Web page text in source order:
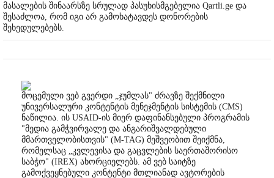
მასალების შინაარსზე სრულად პასუხისმგებელია Qartli.ge და
შესაძლოა, რომ იგი არ გამოხატავდეს დონორების
შეხედულებებს.
მოცემული ვებ გვერდი „ჯუმლას" ძრავზე შექმნილი
უნივერსალური კონტენტის მენეჯმენტის სისტემის (CMS)
ნაწილია. ის USAID-ის მიერ დაფინანსებული პროგრამის
"მედია გამჭვირვალე და ანგარიშვალდებული
მმართველობისთვის" (M-TAG) მეშვეობით შეიქმნა,
რომელსაც „კვლევისა და გაცვლების საერთაშორისო
საბჭო" (IREX) ახორციელებს. ამ ვებ საიტზე
გამოქვეყნებული კონტენტი მთლიანად ავტორების